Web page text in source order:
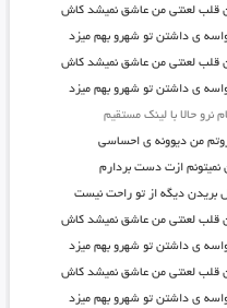
قلب لعنتی من عاشق نمیشد کاش
ی داشتن تو شهرو بهم میزد
قلب لعنتی من عاشق نمیشد کاش
ی داشتن تو شهرو بهم میزد
حالا با لینک مستقیم
روتم من دیوونه ی احساسی
نمیتونم ازت دست بردارم
دیگه از تو راحت نیست
قلب لعنتی من عاشق نمیشد کاش
ی داشتن تو شهرو بهم میزد
قلب لعنتی من عاشق نمیشد کاش
ی داشتن تو شهرو بهم میزد